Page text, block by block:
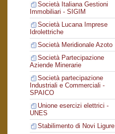
Società Italiana Gestioni
Immobiliari - SIGIM
Società Lucana Imprese
Idrolettriche
Società Meridionale Azoto
Società Partecipazione
Aziende Minerarie
Società partecipazione
Industriali e Commerciali -
SPAICO
Unione esercizi elettrici -
UNES
Stabilimento di Novi Ligure